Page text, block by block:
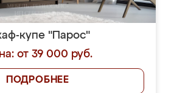
купе "Парос"
от 39 000 руб.
ПОДРОБНЕЕ